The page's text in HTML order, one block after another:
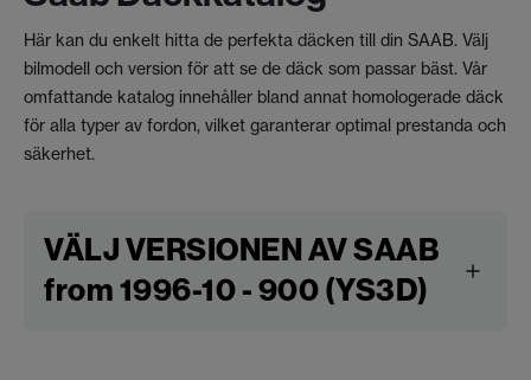
Här kan du enkelt hitta de perfekta däcken till din SAAB. Välj
bilmodell och version för att se de däck som passar bäst. Vår
omfattande katalog innehåller bland annat homologerade däck
för alla typer av fordon, vilket garanterar optimal prestanda och
säkerhet.
VÄLJ VERSIONEN AV SAAB
from 1996-10 - 900 (YS3D)